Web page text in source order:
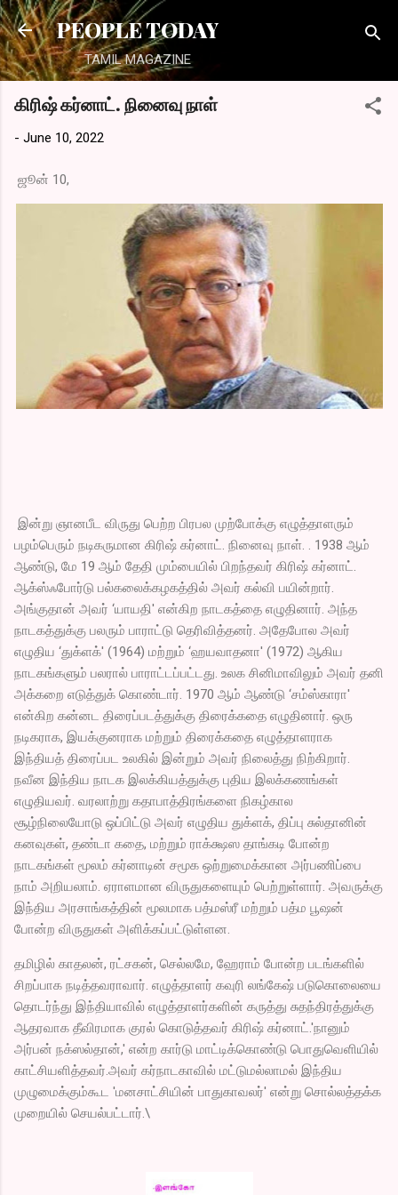
Skip to main content
PEOPLE TODAY
TAMIL MAGAZINE
கிரிஷ் கர்னாட். நினைவு நாள்
- June 10, 2022
ஜூன் 10,
இன்று ஞானபீட விருது பெற்ற பிரபல முற்போக்கு எழுத்தாளரும்
பழம்பெரும் நடிகருமான கிரிஷ் கர்னாட். நினைவு நாள். . 1938 ஆம்
ஆண்டு, மே 19 ஆம் தேதி மும்பையில் பிறந்தவர் கிரிஷ் கர்னாட்.
ஆக்ஸ்ஃபோர்டு பல்கலைக்கழகத்தில் அவர் கல்வி பயின்றார்.
அங்குதான் அவர் ‘யாயதி' என்கிற நாடகத்தை எழுதினார். அந்த
நாடகத்துக்கு பலரும் பாராட்டு தெரிவித்தனர். அதேபோல அவர்
எழுதிய ‘துக்ளக்' (1964) மற்றும் ‘ஹயவாதனா' (1972) ஆகிய
நாடகங்களும் பலரால் பாராட்டப்பட்டது. உலக சினிமாவிலும் அவர் தனி
அக்கறை எடுத்துக் கொண்டார். 1970 ஆம் ஆண்டு ‘சம்ஸ்காரா'
என்கிற கன்னட திரைப்படத்துக்கு திரைக்கதை எழுதினார். ஒரு
நடிகராக, இயக்குனராக மற்றும் திரைக்கதை எழுத்தாளராக
இந்தியத் திரைப்பட உலகில் இன்றும் அவர் நிலைத்து நிற்கிறார்.
நவீன இந்திய நாடக இலக்கியத்துக்கு புதிய இலக்கணங்கள்
எழுதியவர். வரலாற்று கதாபாத்திரங்களை நிகழ்கால
சூழ்நிலையோடு ஒப்பிட்டு அவர் எழுதிய துக்ளக், திப்பு சுல்தானின்
கனவுகள், தண்டா கதை, மற்றும் ராக்க்ஷஸ தாங்கடி போன்ற
நாடகங்கள் மூலம் கர்னாடின் சமூக ஒற்றுமைக்கான அர்பணிப்பை
நாம் அறியலாம். ஏராளமான விருதுகளையும் பெற்றுள்ளார். அவருக்கு
இந்திய அரசாங்கத்தின் மூலமாக பத்மஸ்ரீ மற்றும் பத்ம பூஷன்
போன்ற விருதுகள் அளிக்கப்பட்டுள்ளன.
தமிழில் காதலன், ரட்சகன், செல்லமே, ஹேராம் போன்ற படங்களில்
சிறப்பாக நடித்தவராவார். எழுத்தாளர் கவுரி லங்கேஷ் படுகொலையை
தொடர்ந்து இந்தியாவில் எழுத்தாளர்களின் கருத்து சுதந்திரத்துக்கு
ஆதரவாக தீவிரமாக குரல் கொடுத்தவர் கிரிஷ் கர்னாட்.'நானும்
அர்பன் நக்ஸல்தான்,' என்ற கார்டு மாட்டிக்கொண்டு பொதுவெளியில்
காட்சியளித்தவர்.அவர் கர்நாடகாவில் மட்டுமல்லாமல் இந்திய
முழுமைக்கும்கூட 'மனசாட்சியின் பாதுகாவலர்' என்று சொல்லத்தக்க
முறையில் செயல்பட்டார்.\